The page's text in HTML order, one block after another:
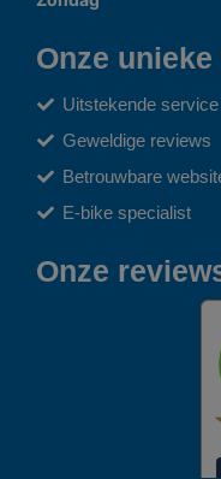
Onze
Uitstekende service
Geweldige reviews
Betrouwbare
E-bike specialist
Onze